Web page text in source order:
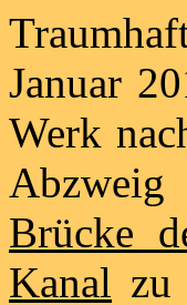
Januar
Werk
Abzweig
Brücke
Kanal zu